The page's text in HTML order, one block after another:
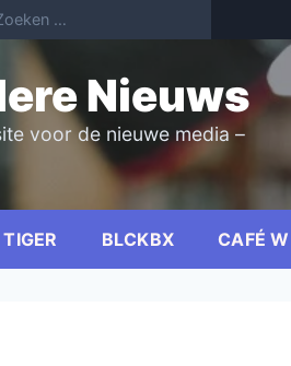
Nieuws
voor de nieuwe media –
BLCKBX CAFÉ